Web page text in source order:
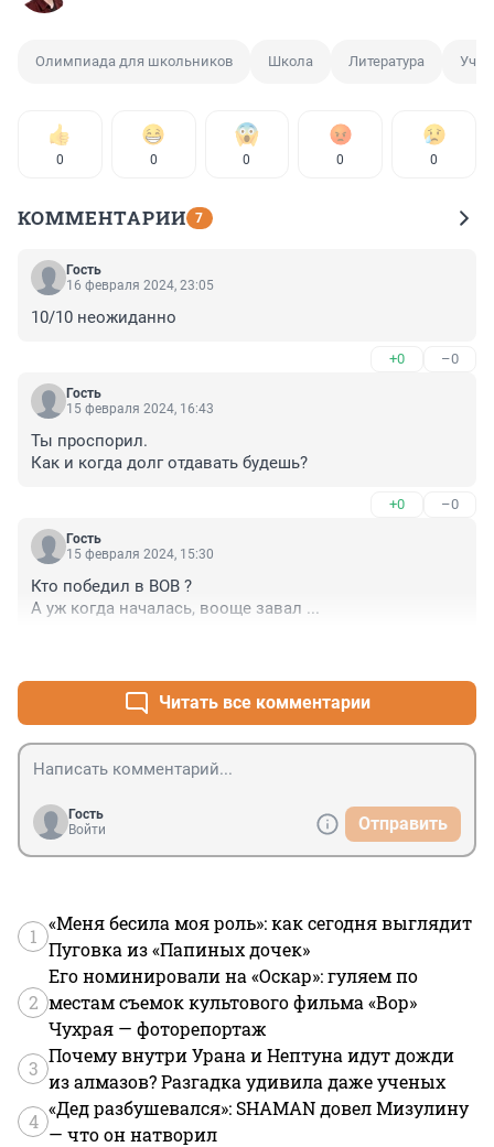
Олимпиада для школьников Школа Литература
0 0 0 0 0
КОММЕНТАРИИ 7
Гость
16 февраля 2024, 23:05
10/10 неожиданно
+0 –0
Гость
15 февраля 2024, 16:43
Ты проспорил.
Как и когда долг отдавать будешь?
+0 –0
Гость
15 февраля 2024, 15:30
Кто победил в ВОВ ?
А уж когда началась, вооще завал ...
Читать все комментарии
Гость
Войти
Отправить
1
«Меня бесила моя роль»: как сегодня выглядит
Пуговка из «Папиных дочек»
2
Его номинировали на «Оскар»: гуляем по
местам съемок культового фильма «Вор»
Чухрая — фоторепортаж
3
Почему внутри Урана и Нептуна идут дожди
из алмазов? Разгадка удивила даже ученых
4
«Дед разбушевался»: SHAMAN довел Мизулину
— что он натворил